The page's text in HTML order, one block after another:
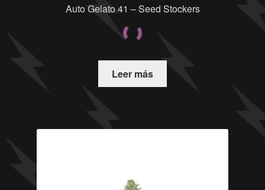
Auto Gelato 41 – Seed Stockers
Leer más